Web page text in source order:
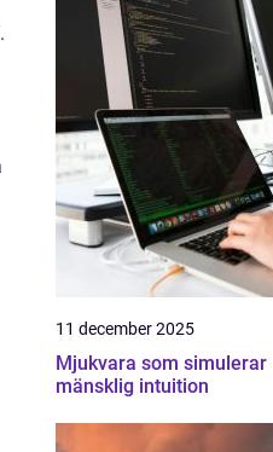
11 december 2025
Mjukvara som simulerar
mänsklig intuition